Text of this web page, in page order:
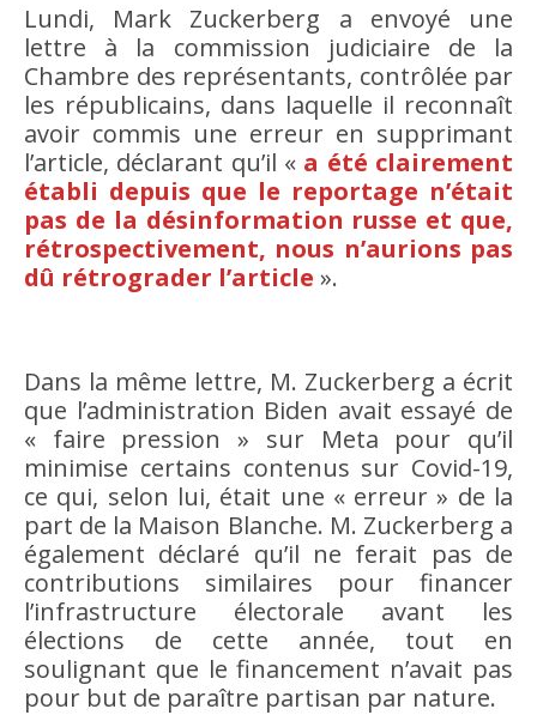
Lundi, Mark Zuckerberg a envoyé une
lettre à la commission judiciaire de la
Chambre des représentants, contrôlée par
les républicains, dans laquelle il reconnaît
avoir commis une erreur en supprimant
l’article, déclarant qu’il « a été clairement
établi depuis que le reportage n’était
pas de la désinformation russe et que,
rétrospectivement, nous n’aurions pas
dû rétrograder l’article ».
Dans la même lettre, M. Zuckerberg a écrit
que l’administration Biden avait essayé de
« faire pression » sur Meta pour qu’il
minimise certains contenus sur Covid-19,
ce qui, selon lui, était une « erreur » de la
part de la Maison Blanche. M. Zuckerberg a
également déclaré qu’il ne ferait pas de
contributions similaires pour financer
l’infrastructure électorale avant les
élections de cette année, tout en
soulignant que le financement n’avait pas
pour but de paraître partisan par nature.